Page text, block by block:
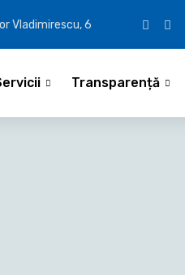
Vladimirescu, 6
Transparență